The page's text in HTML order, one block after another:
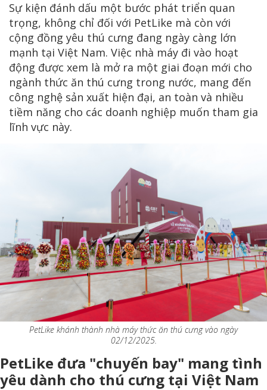
Sự kiện đánh dấu một bước phát triển quan
trọng, không chỉ đối với PetLike mà còn với
cộng đồng yêu thú cưng đang ngày càng lớn
mạnh tại Việt Nam. Việc nhà máy đi vào hoạt
động được xem là mở ra một giai đoạn mới cho
ngành thức ăn thú cưng trong nước, mang đến
công nghệ sản xuất hiện đại, an toàn và nhiều
tiềm năng cho các doanh nghiệp muốn tham gia
lĩnh vực này.
PetLike khánh thành nhà máy thức ăn thú cưng vào ngày
02/12/2025.
PetLike đưa "chuyến bay" mang tình
yêu dành cho thú cưng tại Việt Nam